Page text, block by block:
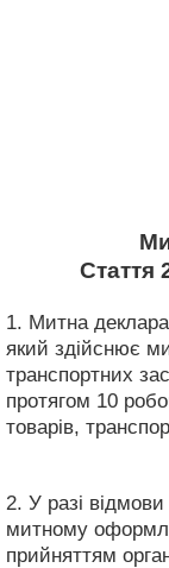
Стаття
1. Митна
який здійснює
транспортних
протягом 10
товарів,
2. У разі
митному
прийняттям